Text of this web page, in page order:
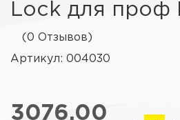
Lock для проф
(0 Отзывов)
Артикул: 004030
3076.00